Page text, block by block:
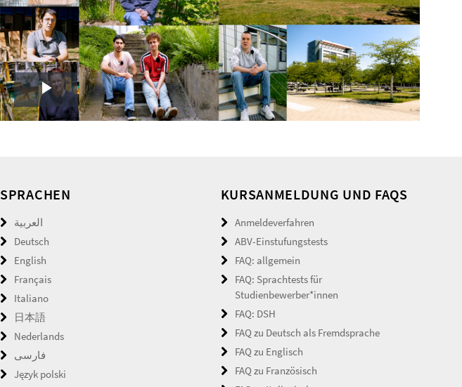
Play
SPRACHEN
العربية
Deutsch
English
Français
Italiano
日本語
Nederlands
فارسى
Język polski
KURSANMELDUNG UND FAQS
Anmeldeverfahren
ABV-Einstufungstests
FAQ: allgemein
FAQ: Sprachtests für
Studienbewerber*innen
FAQ: DSH
FAQ zu Deutsch als Fremdsprache
FAQ zu Englisch
FAQ zu Französisch